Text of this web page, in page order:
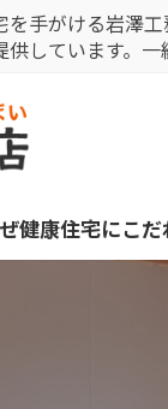
を手がける岩澤
しています。
健康住宅にこだ